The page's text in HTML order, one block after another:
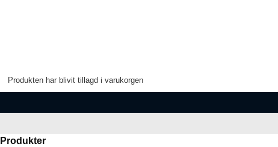
Produkten har blivit tillagd i varukorgen
Produkter